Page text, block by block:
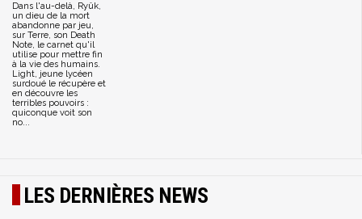
Dans l'au-delà, Ryûk,
un dieu de la mort
abandonne par jeu,
sur Terre, son Death
Note, le carnet qu'il
utilise pour mettre fin
à la vie des humains.
Light, jeune lycéen
surdoué le récupère et
en découvre les
terribles pouvoirs :
quiconque voit son
no...
LES DERNIÈRES NEWS